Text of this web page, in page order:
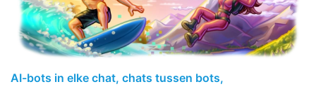
AI-bots in elke chat, chats tussen bots,